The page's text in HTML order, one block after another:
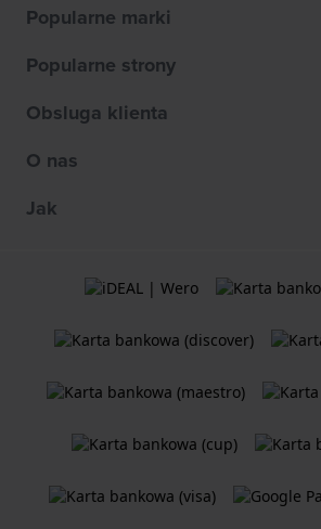
Popularne marki
Popularne strony
Obsluga klienta
O nas
Jak